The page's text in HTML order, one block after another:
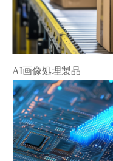
AI画像処理製品